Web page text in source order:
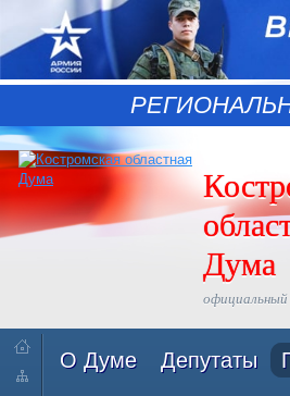
Дума
О Думе Депутаты